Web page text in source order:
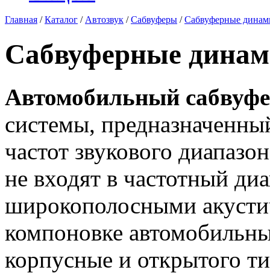
Главная /Каталог / Автозвук /Сабвуферы /Сабвуферные
Сабвуферные
Автомобильный
системы,
частот звукового
не входят в частотный
широкополосными
компоновке
корпусные и открытого